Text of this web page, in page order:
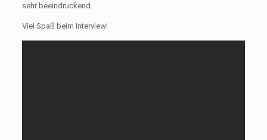
sehr beeindruckend.
Viel Spaß beim Interview!